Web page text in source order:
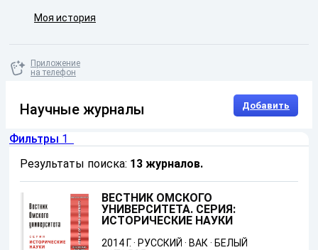
Моя история
Приложение
на телефон
Научные журналы Добавить
Фильтры 1
Результаты поиска: 13 журналов.
ВЕСТНИК ОМСКОГО
УНИВЕРСИТЕТА. СЕРИЯ:
ИСТОРИЧЕСКИЕ НАУКИ
2014 Г.· РУССКИЙ · ВАК· БЕЛЫЙ